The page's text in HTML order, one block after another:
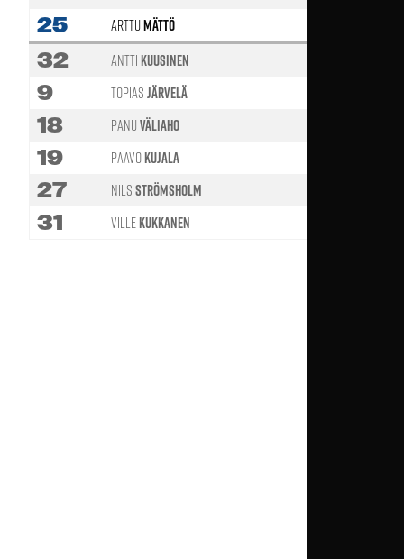
25 ArttuMättö
32 AnttiKuusinen
9 TopiasJärvelä
18 PanuVäliaho
19 PaavoKujala
27 NilsStrömsholm
31 VilleKukkanen